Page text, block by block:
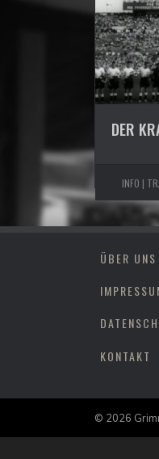
DER
INFO |
ÜBER UNS
KONTAKT
© 2026